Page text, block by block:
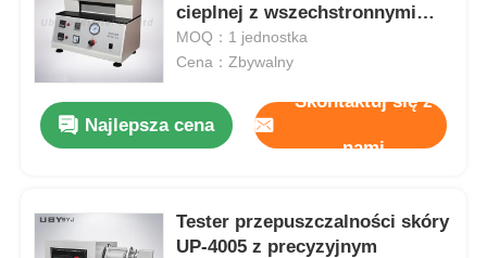
O nas
Wycieczka po fabryce
Kontrola jakości
Skontaktuj się z nami
cieplnej z wszechstronnymi
możliwościami analizy
MOQ：1 jednostka
Cena：Zbywalny
Najlepsza cena
Skontaktuj się z
nami
Tester przepuszczalności skóry
UP-4005 z precyzyjnym